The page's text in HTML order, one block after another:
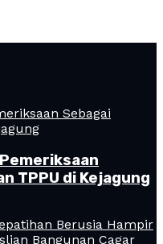
TPPU di Kejagung